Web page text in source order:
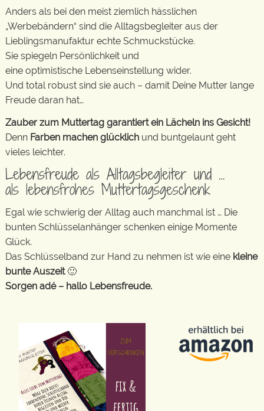
Anders als bei den meist ziemlich hässlichen
„Werbebändern“ sind die Alltagsbegleiter aus der
Lieblingsmanufaktur echte Schmuckstücke.
Sie spiegeln Persönlichkeit und
eine optimistische Lebenseinstellung wider.
Und total robust sind sie auch – damit Deine Mutter lange
Freude daran hat…
Zauber zum Muttertag garantiert ein Lächeln ins Gesicht!
Denn Farben machen glücklich und buntgelaunt geht
vieles leichter.
Lebensfreude als Alltagsbegleiter und …
als lebensfrohes Muttertagsgeschenk
Egal wie schwierig der Alltag auch manchmal ist … Die
bunten Schlüsselanhänger schenken einige Momente
Glück.
Das Schlüsselband zur Hand zu nehmen ist wie eine kleine
bunte Auszeit🙂
Sorgen adé – hallo Lebensfreude.